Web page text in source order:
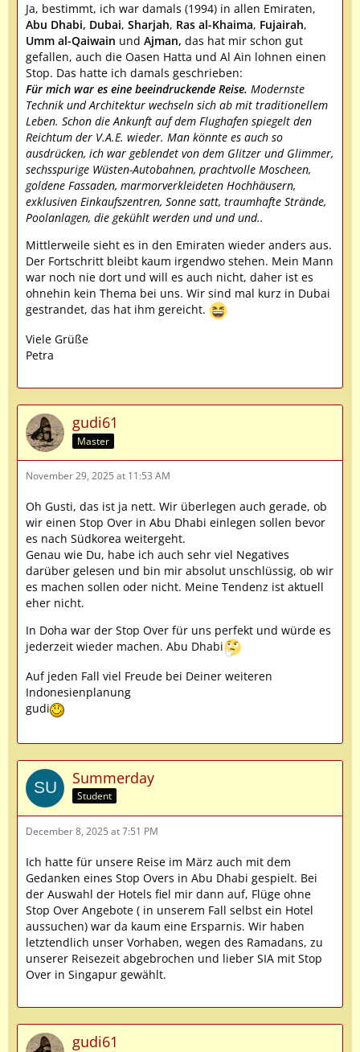
Ja, bestimmt, ich war damals (1994) in allen Emiraten,
Abu Dhabi, Dubai, Sharjah, Ras al-Khaima, Fujairah,
Umm al-Qaiwain und Ajman, das hat mir schon gut
gefallen, auch die Oasen Hatta und Al Ain lohnen einen
Stop. Das hatte ich damals geschrieben:
Für mich war es eine beeindruckende Reise. Modernste
Technik und Architektur wechseln sich ab mit traditionellem
Leben. Schon die Ankunft auf dem Flughafen spiegelt den
Reichtum der V.A.E. wieder. Man könnte es auch so
ausdrücken, ich war geblendet von dem Glitzer und Glimmer,
sechsspurige Wüsten-Autobahnen, prachtvolle Moscheen,
goldene Fassaden, marmorverkleideten Hochhäusern,
exklusiven Einkaufszentren, Sonne satt, traumhafte Strände,
Poolanlagen, die gekühlt werden und und und..
Mittlerweile sieht es in den Emiraten wieder anders aus.
Der Fortschritt bleibt kaum irgendwo stehen. Mein Mann
war noch nie dort und will es auch nicht, daher ist es
ohnehin kein Thema bei uns. Wir sind mal kurz in Dubai
gestrandet, das hat ihm gereicht.
Viele Grüße
Petra
gudi61
Master
November 29, 2025 at 11:53 AM
Oh Gusti, das ist ja nett. Wir überlegen auch gerade, ob
wir einen Stop Over in Abu Dhabi einlegen sollen bevor
es nach Südkorea weitergeht.
Genau wie Du, habe ich auch sehr viel Negatives
darüber gelesen und bin mir absolut unschlüssig, ob wir
es machen sollen oder nicht. Meine Tendenz ist aktuell
eher nicht.
In Doha war der Stop Over für uns perfekt und würde es
jederzeit wieder machen. Abu Dhabi
Auf jeden Fall viel Freude bei Deiner weiteren
Indonesienplanung
gudi
Summerday
Student
December 8, 2025 at 7:51 PM
Ich hatte für unsere Reise im März auch mit dem
Gedanken eines Stop Overs in Abu Dhabi gespielt. Bei
der Auswahl der Hotels fiel mir dann auf, Flüge ohne
Stop Over Angebote ( in unserem Fall selbst ein Hotel
aussuchen) war da kaum eine Ersparnis. Wir haben
letztendlich unser Vorhaben, wegen des Ramadans, zu
unserer Reisezeit abgebrochen und lieber SIA mit Stop
Over in Singapur gewählt.
gudi61